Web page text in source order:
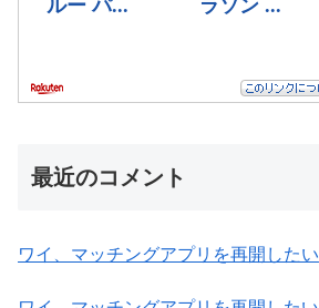
最近のコメント
ワイ、マッチングアプリを再開したい